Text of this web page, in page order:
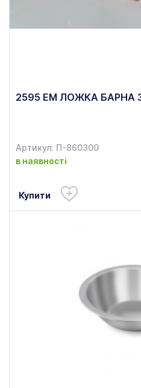
2595 ЕМ ЛОЖКА БАРНА
Артикул: П-860300
в наявності
Купити